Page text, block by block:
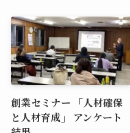
創業セミナー 「人材確保
と人材育成」 アンケート